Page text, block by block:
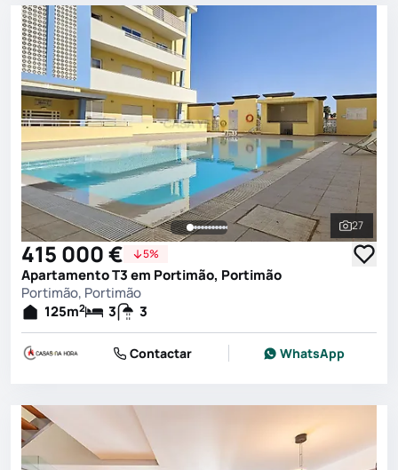
Ver
27
415 000 € 5%
Apartamento T3 em Portimão, Portimão
Portimão, Portimão
125m2 3 3
Contactar WhatsApp